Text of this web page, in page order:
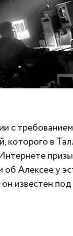
с
которого в
Алексее у
известен